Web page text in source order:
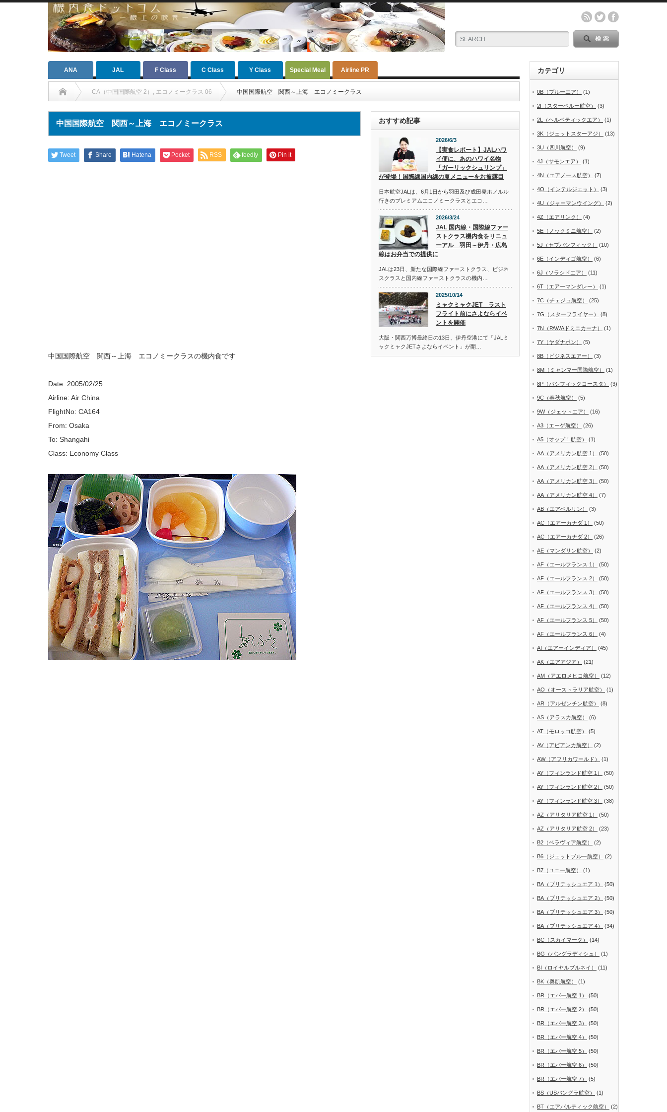
ANA JAL F Class C Class Y Class Special Meal Airline PR
CA（中国国際航空 2） , エコノミークラス 06 中国国際航空 関西～上海 エコノミークラス
中国国際航空 関西～上海 エコノミークラス
Tweet Share Hatena Pocket RSS feedly Pin it
中国国際航空 関西～上海 エコノミークラスの機内食です
Date: 2005/02/25
Airline: Air China
FlightNo: CA164
From: Osaka
To: Shangahi
Class: Economy Class
おすすめ記事
2026/6/3
【実食レポート】JALハワ
イ便に、あのハワイ名物
「ガーリックシュリンプ」
が登場！国際線国内線の夏メニューをお披露目
日本航空JALは、6月1日から羽田及び成田発ホノルル
行きのプレミアムエコノミークラスとエコ…
2026/3/24
JAL 国内線・国際線ファー
ストクラス機内食をリニュ
ーアル 羽田～伊丹・広島
線はお弁当での提供に
JALは23日、新たな国際線ファーストクラス、ビジネ
スクラスと国内線ファーストクラスの機内…
2025/10/14
ミャクミャクJET ラスト
フライト前にさよならイベ
ントを開催
大阪・関西万博最終日の13日、伊丹空港にて「JALミ
ャクミャクJETさよならイベント」が開…
カテゴリ
0B（ブルーエア） (1)
2I（スターペルー航空） (3)
2L（ヘルベティックエア） (1)
3K（ジェットスターアジ） (13)
3U（四川航空） (9)
4J（サモンエア） (1)
4N（エアノース航空） (7)
4O（インテルジェット） (3)
4U（ジャーマンウイング） (2)
4Z（エアリンク） (4)
5E（ノックミニ航空） (2)
5J（セブパシフィック） (10)
6E（インディゴ航空） (6)
6J（ソラシドエア） (11)
6T（エアーマンダレー） (1)
7C（チェジュ航空） (25)
7G（スターフライヤー） (8)
7N（PAWAドミニカーナ） (1)
7Y（ヤダナポン） (5)
8B（ビジネスエアー） (3)
8M（ミャンマー国際航空） (1)
8P（パシフィックコースタ） (3)
9C（春秋航空） (5)
9W（ジェットエア） (16)
A3（エーゲ航空） (26)
A5（オップ！航空） (1)
AA（アメリカン航空 1） (50)
AA（アメリカン航空 2） (50)
AA（アメリカン航空 3） (50)
AA（アメリカン航空 4） (7)
AB（エアベルリン） (3)
AC（エアーカナダ 1） (50)
AC（エアーカナダ 2） (26)
AE（マンダリン航空） (2)
AF（エールフランス 1） (50)
AF（エールフランス 2） (50)
AF（エールフランス 3） (50)
AF（エールフランス 4） (50)
AF（エールフランス 5） (50)
AF（エールフランス 6） (4)
AI（エアーインディア） (45)
AK（エアアジア） (21)
AM（アエロメヒコ航空） (12)
AO（オーストラリア航空） (1)
AR（アルゼンチン航空） (8)
AS（アラスカ航空） (6)
AT（モロッコ航空） (5)
AV（アビアンカ航空） (2)
AW（アフリカワールド） (1)
AY（フィンランド航空 1） (50)
AY（フィンランド航空 2） (50)
AY（フィンランド航空 3） (38)
AZ（アリタリア航空 1） (50)
AZ（アリタリア航空 2） (23)
B2（ベラヴィア航空） (2)
B6（ジェットブルー航空） (2)
B7（ユニー航空） (1)
BA（ブリテッシュエア 1） (50)
BA（ブリテッシュエア 2） (50)
BA（ブリテッシュエア 3） (50)
BA（ブリテッシュエア 4） (34)
BC（スカイマーク） (14)
BG（バングラディシュ） (1)
BI（ロイヤルブルネイ） (11)
BK（奥凱航空） (1)
BR（エバー航空 1） (50)
BR（エバー航空 2） (50)
BR（エバー航空 3） (50)
BR（エバー航空 4） (50)
BR（エバー航空 5） (50)
BR（エバー航空 6） (50)
BR（エバー航空 7） (5)
BS（USバングラ航空） (1)
BT（エアバルティック航空） (2)